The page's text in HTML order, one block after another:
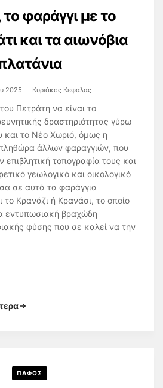
το φαράγγι με το
και τα αιωνόβια
2025 Κυριάκος Κεφάλας
Πετράτη να είναι το
δραστηριότητας γύρω
και το Νέο Χωριό, όμως η
πληθώρα άλλων φαραγγιών, που
επιβλητική τοπογραφία τους και
γεωλογικό και οικολογικό
σε αυτά τα φαράγγια
το Κρανάζι ή Κρανάσι, το οποίο
εντυπωσιακή βραχώδη
φύσης που σε καλεί να την
ΠΑΦΟΣ